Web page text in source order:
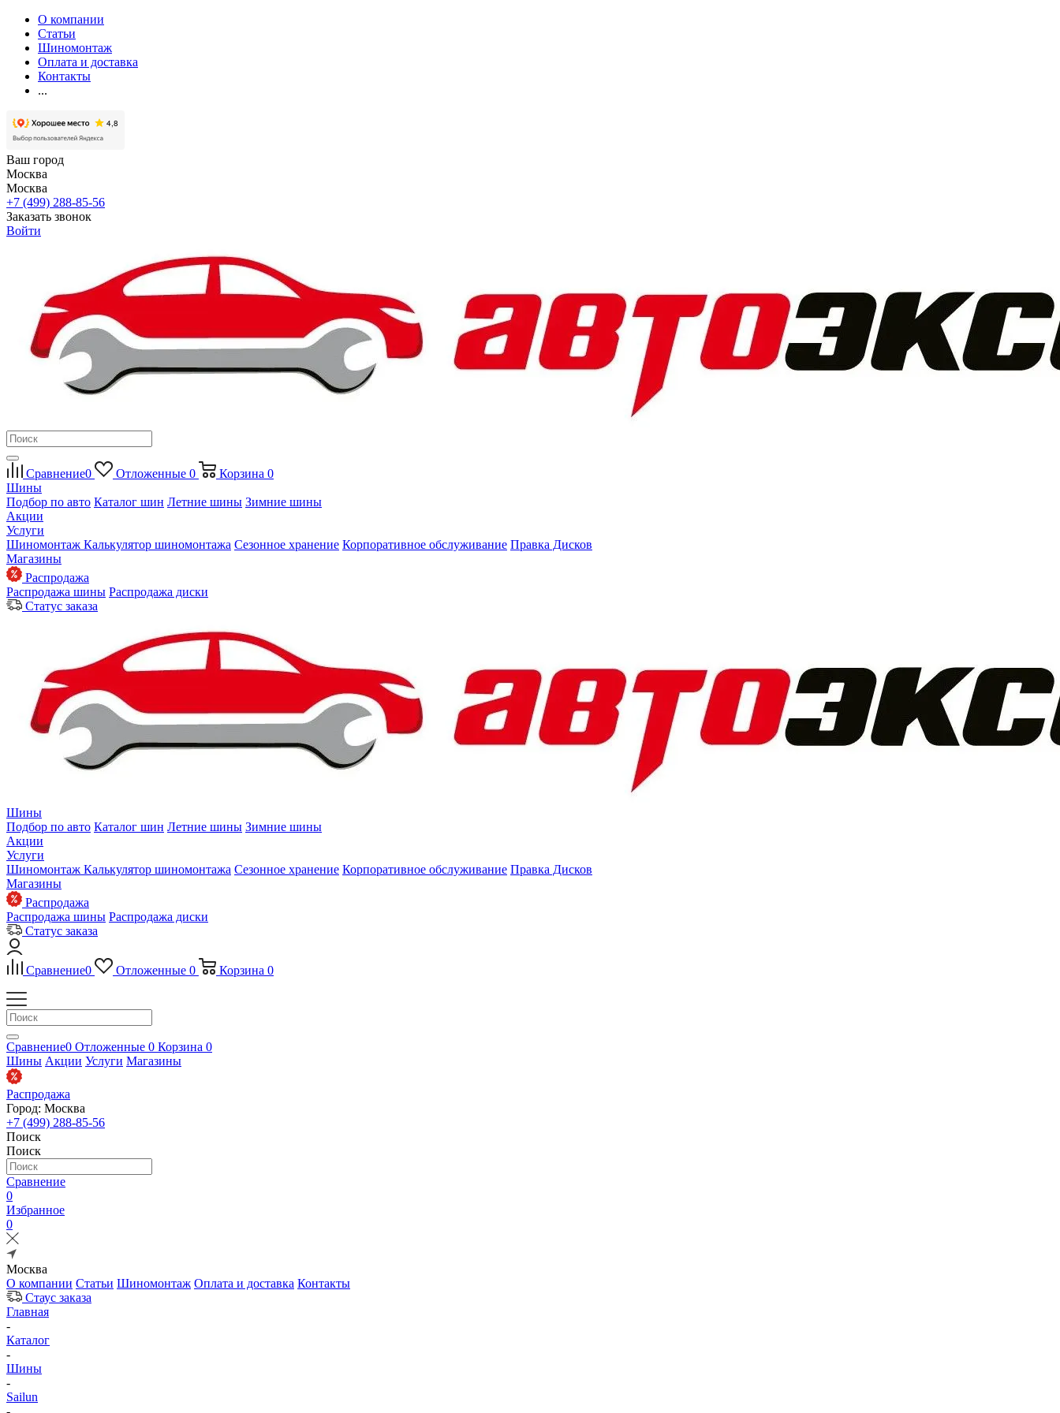
О компании
Статьи
Шиномонтаж
Оплата и доставка
Контакты
...
Ваш город
Москва
Москва
+7 (499) 288-85-56
Заказать звонок
Войти
Сравнение0 Отложенные 0 Корзина 0
Шины
Подбор по авто Каталог шин Летние шины Зимние шины
Акции
Услуги
Шиномонтаж Калькулятор шиномонтажа Сезонное хранение Корпоративное обслуживание Правка Дисков
Магазины
Распродажа
Распродажа шины Распродажа диски
Статус заказа
Шины
Подбор по авто Каталог шин Летние шины Зимние шины
Акции
Услуги
Шиномонтаж Калькулятор шиномонтажа Сезонное хранение Корпоративное обслуживание Правка Дисков
Магазины
Распродажа
Распродажа шины Распродажа диски
Статус заказа
Сравнение0 Отложенные 0 Корзина 0
Сравнение0 Отложенные 0 Корзина 0
Шины Акции Услуги Магазины
Распродажа
Город: Москва
+7 (499) 288-85-56
Поиск
Поиск
Сравнение
0
Избранное
0
Москва
О компании Статьи Шиномонтаж Оплата и доставка Контакты
Стаус заказа
Главная
-
Каталог
-
Шины
-
Sailun